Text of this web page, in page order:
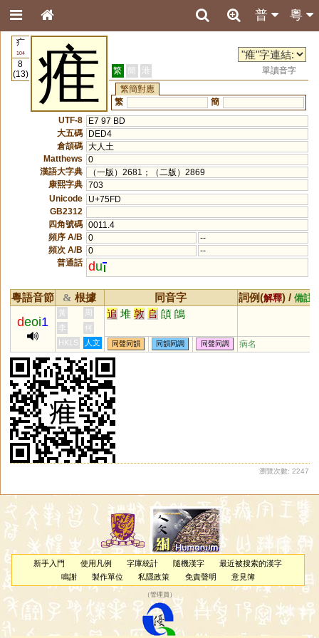
粵
普
疒
104
8
(13)
痽 繁 簡 港
單讀音字
繁簡對應
繁
簡
UTF-8
E7 97 BD
大五碼
DED4
倉頡碼 大人土
Matthews
0
漢語大字典
（一版）2681；（二版）2869
康熙字典 703
Unicode
U+75FD
GB2312
四角號碼 0011.4
頻序 A/B
0
--
頻次 A/B
0
--
普通話 du
粵語音節 & 根據 同音字 詞例(解釋) / 備註
deoi1
黃 周 追 堆 敦 𠂤 頧 鴭
李
何
HKLS
人文 同聲同韻 同韻同調 同聲同調 病名
瀏覽次數: 2247
新手入門 使用凡例 字庫統計 隨機漢字
最近被搜索的漢字
鳴謝
製作單位 私隱政策 免責聲明 意見簿
（管理員 ）